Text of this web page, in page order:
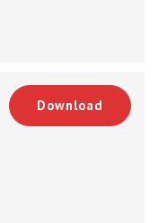
Download